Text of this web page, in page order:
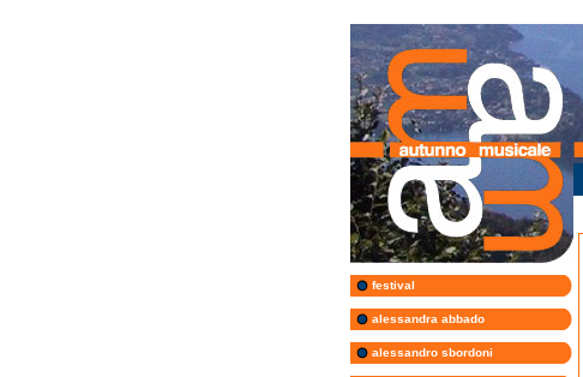
festival
alessandra abbado
alessandro sbordoni